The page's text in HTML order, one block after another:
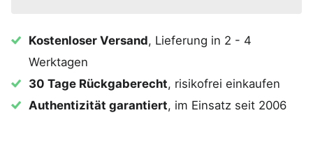
Kostenloser Versand, Lieferung in 2 - 4
Werktagen
30 Tage Rückgaberecht, risikofrei einkaufen
Authentizität garantiert, im Einsatz seit 2006